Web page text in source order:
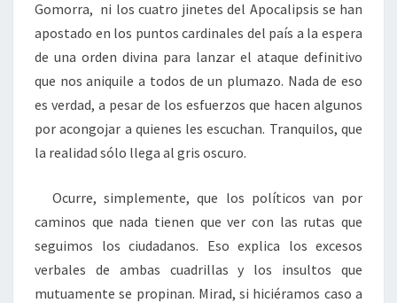
Gomorra, ni los cuatro jinetes del Apocalipsis se han
apostado en los puntos cardinales del país a la espera
de una orden divina para lanzar el ataque definitivo
que nos aniquile a todos de un plumazo. Nada de eso
es verdad, a pesar de los esfuerzos que hacen algunos
por acongojar a quienes les escuchan. Tranquilos, que
la realidad sólo llega al gris oscuro.
Ocurre, simplemente, que los políticos van por
caminos que nada tienen que ver con las rutas que
seguimos los ciudadanos. Eso explica los excesos
verbales de ambas cuadrillas y los insultos que
mutuamente se propinan. Mirad, si hiciéramos caso a